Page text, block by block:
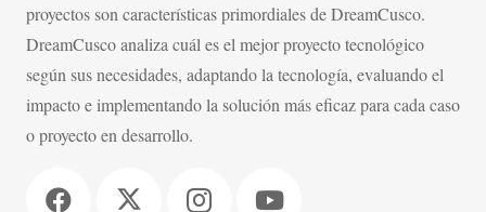
proyectos son características primordiales de DreamCusco.
DreamCusco analiza cuál es el mejor proyecto tecnológico
según sus necesidades, adaptando la tecnología, evaluando el
impacto e implementando la solución más eficaz para cada caso
o proyecto en desarrollo.